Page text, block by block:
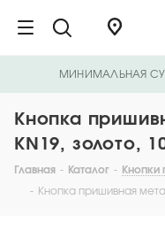
МИНИМАЛЬНАЯ
Кнопка
KN19, золото,
Главная - Каталог - Кнопки
- Кнопка пришивная